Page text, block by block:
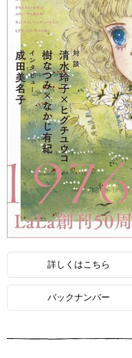
詳しくはこちら
バックナンバー